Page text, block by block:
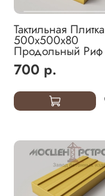
Тактильная Плитка
500х500х80
Продольный Риф
700 р.